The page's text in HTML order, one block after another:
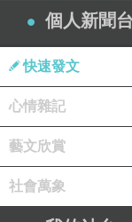
個人新聞台
快速發文
心情雜記
藝文欣賞
社會萬象